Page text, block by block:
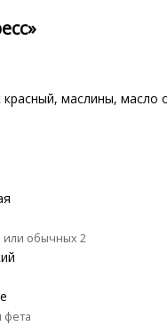
красный, маслины, масло
или обычных 2
фета